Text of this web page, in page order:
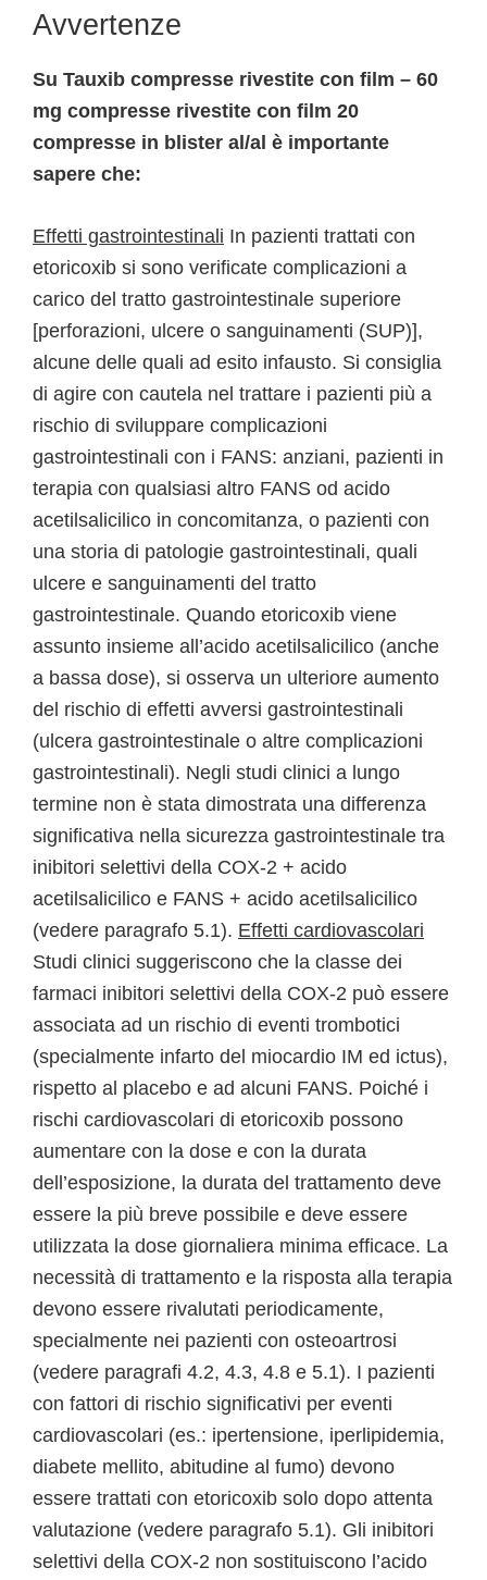
Avvertenze
Su Tauxib compresse rivestite con film – 60
mg compresse rivestite con film 20
compresse in blister al/al è importante
sapere che:
Effetti gastrointestinali In pazienti trattati con
etoricoxib si sono verificate complicazioni a
carico del tratto gastrointestinale superiore
[perforazioni, ulcere o sanguinamenti (SUP)],
alcune delle quali ad esito infausto. Si consiglia
di agire con cautela nel trattare i pazienti più a
rischio di sviluppare complicazioni
gastrointestinali con i FANS: anziani, pazienti in
terapia con qualsiasi altro FANS od acido
acetilsalicilico in concomitanza, o pazienti con
una storia di patologie gastrointestinali, quali
ulcere e sanguinamenti del tratto
gastrointestinale. Quando etoricoxib viene
assunto insieme all’acido acetilsalicilico (anche
a bassa dose), si osserva un ulteriore aumento
del rischio di effetti avversi gastrointestinali
(ulcera gastrointestinale o altre complicazioni
gastrointestinali). Negli studi clinici a lungo
termine non è stata dimostrata una differenza
significativa nella sicurezza gastrointestinale tra
inibitori selettivi della COX-2 + acido
acetilsalicilico e FANS + acido acetilsalicilico
(vedere paragrafo 5.1). Effetti cardiovascolari
Studi clinici suggeriscono che la classe dei
farmaci inibitori selettivi della COX-2 può essere
associata ad un rischio di eventi trombotici
(specialmente infarto del miocardio IM ed ictus),
rispetto al placebo e ad alcuni FANS. Poiché i
rischi cardiovascolari di etoricoxib possono
aumentare con la dose e con la durata
dell’esposizione, la durata del trattamento deve
essere la più breve possibile e deve essere
utilizzata la dose giornaliera minima efficace. La
necessità di trattamento e la risposta alla terapia
devono essere rivalutati periodicamente,
specialmente nei pazienti con osteoartrosi
(vedere paragrafi 4.2, 4.3, 4.8 e 5.1). I pazienti
con fattori di rischio significativi per eventi
cardiovascolari (es.: ipertensione, iperlipidemia,
diabete mellito, abitudine al fumo) devono
essere trattati con etoricoxib solo dopo attenta
valutazione (vedere paragrafo 5.1). Gli inibitori
selettivi della COX-2 non sostituiscono l’acido